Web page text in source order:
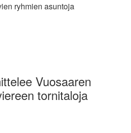
ryhmien asuntoja
Vuosaaren
tornitaloja